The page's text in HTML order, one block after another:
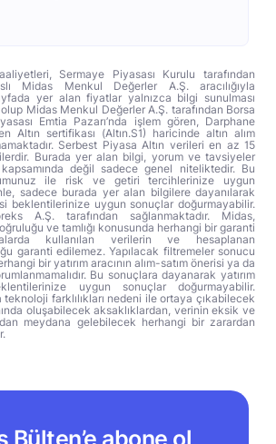
Sermaye Piyasası Kurulu tarafından
Midas Menkul Değerler A.Ş. aracılığıyla
yer alan fiyatlar yalnızca bilgi sunulması
olup Midas Menkul Değerler A.Ş. tarafından Borsa
Emtia Pazarı’nda işlem gören, Darphane
Altın sertifikası (Altın.S1) haricinde altın alım
Serbest Piyasa Altın verileri en az 15
Burada yer alan bilgi, yorum ve tavsiyeler
kapsamında değil sadece genel niteliktedir. Bu
ile risk ve getiri tercihlerinize uygun
sadece burada yer alan bilgilere dayanılarak
beklentilerinize uygun sonuçlar doğurmayabilir.
A.Ş. tarafından sağlanmaktadır. Midas,
ve tamlığı konusunda herhangi bir garanti
kullanılan verilerin ve hesaplanan
garanti edilemez. Yapılacak filtremeler sonucu
bir yatırım aracının alım-satım önerisi ya da
Bu sonuçlara dayanarak yatırım
uygun sonuçlar doğurmayabilir.
farklılıkları nedeni ile ortaya çıkabilecek
oluşabilecek aksaklıklardan, verinin eksik ve
meydana gelebilecek herhangi bir zarardan
Bülten’e abone ol,